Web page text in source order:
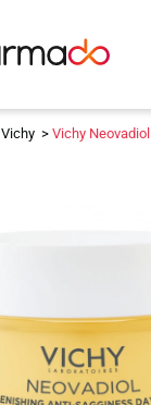
Vichy > Vichy